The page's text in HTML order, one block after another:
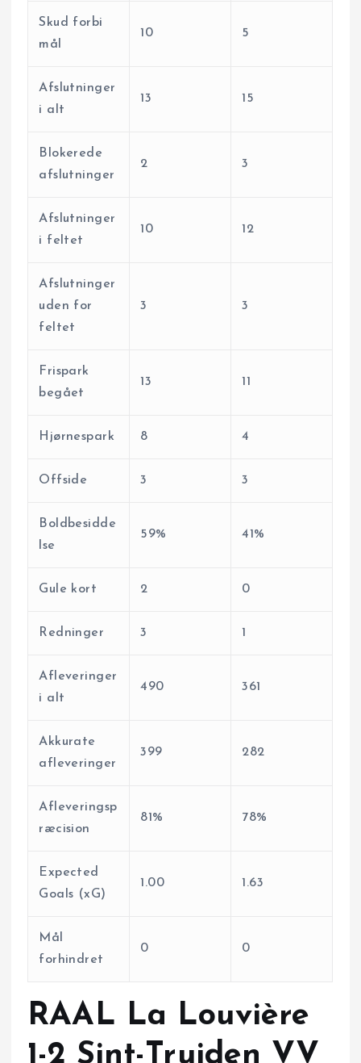
Skud forbi
mål
10 5
Afslutninger
i alt
13 15
Blokerede
afslutninger
2 3
Afslutninger
i feltet
10 12
Afslutninger
uden for
feltet
3 3
Frispark
begået
13 11
Hjørnespark 8 4
Offside 3 3
Boldbesidde
lse
59% 41%
Gule kort 2 0
Redninger 3 1
Afleveringer
i alt
490 361
Akkurate
afleveringer
399 282
Afleveringsp
ræcision
81% 78%
Expected
Goals (xG)
1.00 1.63
Mål
forhindret
0 0
RAAL La Louvière
1-2 Sint-Truiden VV